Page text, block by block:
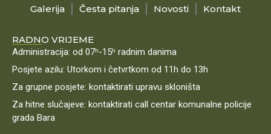
Galerija
Česta pitanja Novosti Kontakt
RADNO VRIJEME
Administracija: od 07ʰ-15ʰ radnim danima
Posjete azilu: Utorkom i četvrtkom od 11h do 13h
Za grupne posjete: kontaktirati upravu skloništa
Za hitne slučajeve: kontaktirati call centar komunalne policije
grada Bara